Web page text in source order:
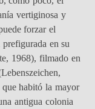
vertiginosa y
forzar el
en su
1968), filmado en
habitó la mayor
antigua colonia